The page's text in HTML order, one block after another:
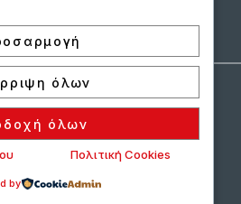
Όμιλος ΔΙΑΚΡΟΤΗΜΑ®. Αρ.
54967109000.
– Hosted by
Πολιτική Cookies
Προσβασιμότητας
όλων
όλων
Πολιτική Cookies
by